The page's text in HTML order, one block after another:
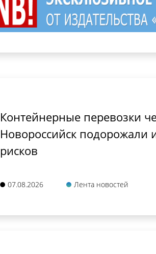
Контейнерные перевозки
Новороссийск подорожали
рисков
07.08.2026 Лента новостей